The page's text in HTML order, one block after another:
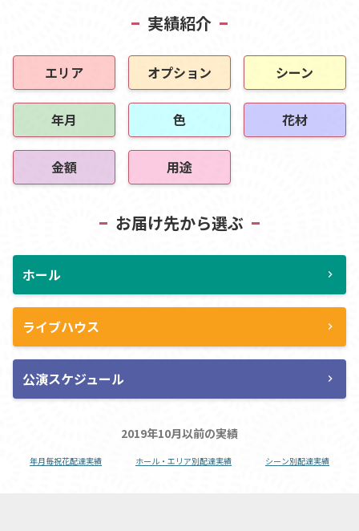
実績紹介
エリア オプション シーン
年月 色 花材
金額 用途
お届け先から選ぶ
ホール chevron_right
ライブハウス chevron_right
公演スケジュール chevron_right
2019年10月以前の実績
年月毎祝花配達実績 ホール・エリア別配達実績 シーン別配達実績